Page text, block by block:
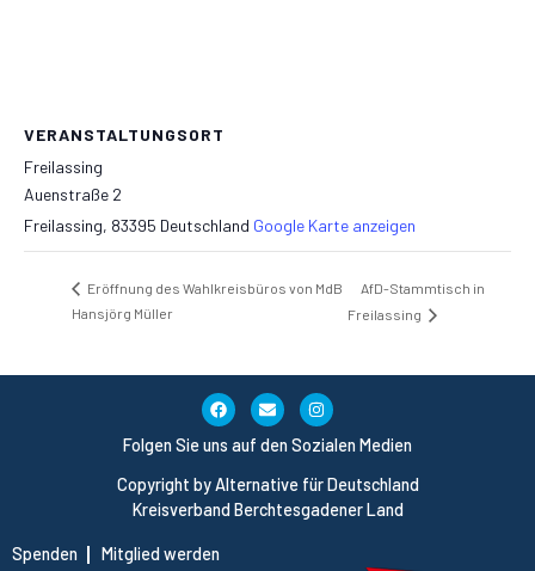
VERANSTALTUNGSORT
Freilassing
Auenstraße 2
Freilassing, 83395 Deutschland Google Karte anzeigen
Eröffnung des Wahlkreisbüros von MdB
Hansjörg Müller
AfD-Stammtisch in
Freilassing
Copyright by Alternative für Deutschland
Kreisverband Berchtesgadener Land
Spenden Mitglied werden
Folgen Sie uns auf den Sozialen Medien